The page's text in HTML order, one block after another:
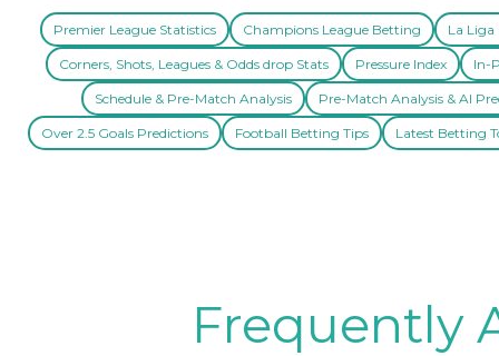
Premier League Statistics Champions League Betting La Liga
Corners, Shots, Leagues & Odds drop Stats Pressure Index In-
Schedule & Pre-Match Analysis Pre-Match Analysis & AI
Over 2.5 Goals Predictions Football Betting Tips Latest Betting
Frequently